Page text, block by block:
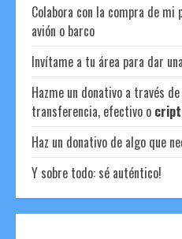
Colabora con la compra de
avión o barco
Invítame a tu área para dar
Hazme un donativo a través
transferencia, efectivo o
Haz un donativo de algo que
Y sobre todo: sé auténtico!